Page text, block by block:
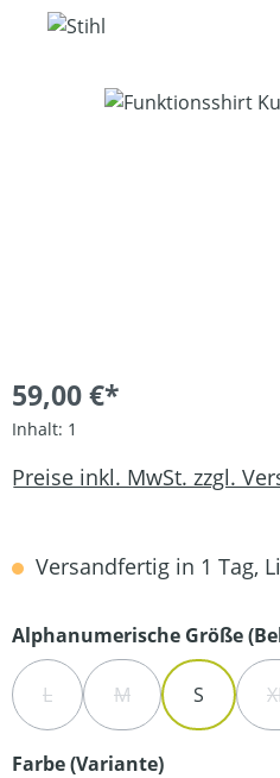
Bildergalerie überspringen
59,00 €*
Inhalt: 1
Preise inkl. MwSt. zzgl.
Versandfertig in 1 Tag,
Alphanumerische Größe
L(DIESE OPTION IST ZURZEIT
M(DIESE OPTION IST
S
Farbe (Variante)auswählen